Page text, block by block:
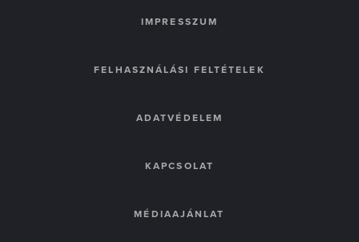
IMPRESSZUM
FELHASZNÁLÁSI FELTÉTELEK
ADATVÉDELEM
KAPCSOLAT
MÉDIAAJÁNLAT